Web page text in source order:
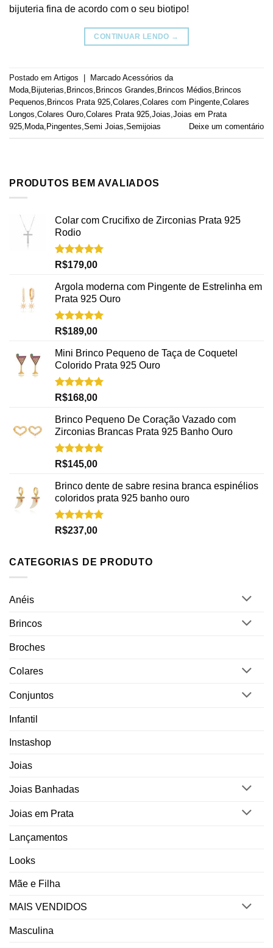
bijuteria fina de acordo com o seu biotipo!
CONTINUAR LENDO →
Postado em Artigos Marcado Acessórios da
Moda Bijuterias Brincos Brincos Grandes Brincos Médios Brincos
Pequenos Brincos Prata 925 Colares Colares com Pingente Colares
Longos Colares Ouro Colares Prata 925 Joias Joias em Prata
925 Moda Pingentes Semi Joias Semijoias Deixe um comentário
PRODUTOS BEM AVALIADOS
Colar com Crucifixo de Zirconias Prata 925
Rodio
Avaliação
R$179,00
Argola moderna com Pingente de Estrelinha em
Prata 925 Ouro
Avaliação
R$189,00
Mini Brinco Pequeno de Taça de Coquetel
Colorido Prata 925 Ouro
Avaliação
R$168,00
Brinco Pequeno De Coração Vazado com
Zirconias Brancas Prata 925 Banho Ouro
Avaliação
R$145,00
Brinco dente de sabre resina branca espinélios
coloridos prata 925 banho ouro
Avaliação
R$237,00
CATEGORIAS DE PRODUTO
Anéis
Brincos
Broches
Colares
Conjuntos
Infantil
Instashop
Joias
Joias Banhadas
Joias em Prata
Lançamentos
Looks
Mãe e Filha
MAIS VENDIDOS
Masculina